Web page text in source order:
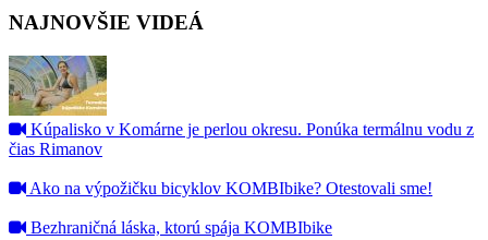
NAJNOVŠIE VIDEÁ
Kúpalisko v Komárne je perlou okresu. Ponúka termálnu vodu z
čias Rimanov
Ako na výpožičku bicyklov KOMBIbike? Otestovali sme!
Bezhraničná láska, ktorú spája KOMBIbike